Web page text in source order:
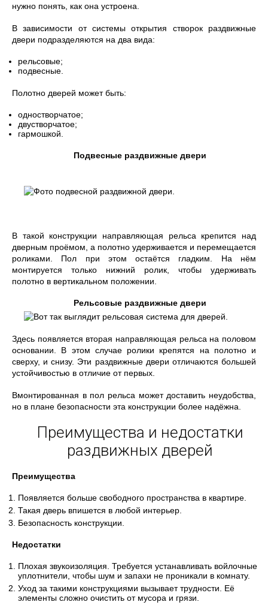
нужно понять, как она устроена.
В зависимости от системы открытия створок раздвижные
двери подразделяются на два вида:
рельсовые;
подвесные.
Полотно дверей может быть:
одностворчатое;
двустворчатое;
гармошкой.
Подвесные раздвижные двери
В такой конструкции направляющая рельса крепится над
дверным проёмом, а полотно удерживается и перемещается
роликами. Пол при этом остаётся гладким. На нём
монтируется только нижний ролик, чтобы удерживать
полотно в вертикальном положении.
Рельсовые раздвижные двери
Здесь появляется вторая направляющая рельса на половом
основании. В этом случае ролики крепятся на полотно и
сверху, и снизу. Эти раздвижные двери отличаются большей
устойчивостью в отличие от первых.
Вмонтированная в пол рельса может доставить неудобства,
но в плане безопасности эта конструкции более надёжна.
Преимущества и недостатки
раздвижных дверей
Преимущества
Появляется больше свободного пространства в квартире.
Такая дверь впишется в любой интерьер.
Безопасность конструкции.
Недостатки
Плохая звукоизоляция. Требуется устанавливать войлочные
уплотнители, чтобы шум и запахи не проникали в комнату.
Уход за такими конструкциями вызывает трудности. Её
элементы сложно очистить от мусора и грязи.